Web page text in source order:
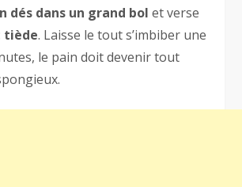
dés dans un grand bol et verse
tiède. Laisse le tout s’imbiber une
le pain doit devenir tout